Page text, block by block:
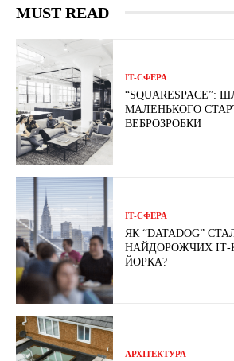
MUST READ
ІТ-СФЕРА
“SQUARESPACE”:
МАЛЕНЬКОГО
ВЕБРОЗРОБКИ
ІТ-СФЕРА
ЯК “DATADOG”
НАЙДОРОЖЧИХ
ЙОРКА?
АРХІТЕКТУРА